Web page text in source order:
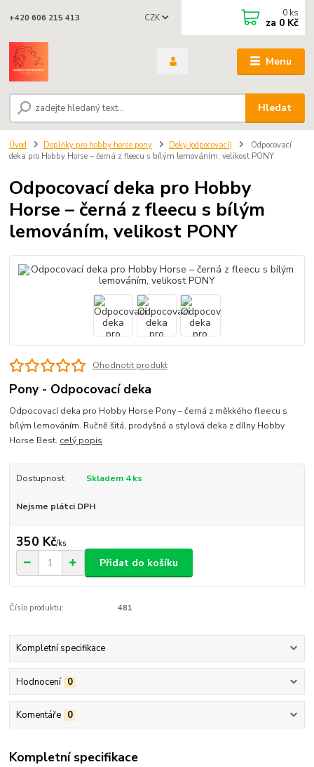
Menu
CZK
Hledat
+420 606 215 413 0 ks
za 0 Kč
Úvod Doplňky pro hobby horse pony Deky (odpocovací)
Odpocovací
deka pro Hobby Horse – černá z fleecu s bílým lemováním, velikost PONY
Odpocovací deka pro Hobby
Horse – černá z fleecu s bílým
lemováním, velikost PONY
Ohodnotit produkt
Pony - Odpocovací deka
Odpocovací deka pro Hobby Horse Pony – černá z měkkého fleecu s
bílým lemováním. Ručně šitá, prodyšná a stylová deka z dílny Hobby
Horse Best. celý popis
Dostupnost Skladem 4 ks
Nejsme plátci DPH
350 Kč/ks
Přidat do košíku
Číslo produktu: 481
Kompletní specifikace
Hodnocení 0
Komentáře 0
Kompletní specifikace